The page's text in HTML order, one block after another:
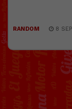
RANDOM 8